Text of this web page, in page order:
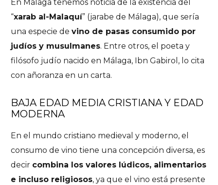
En Málaga tenemos noticia de la existencia del
“xarab al-Malaquí” (jarabe de Málaga), que sería
una especie devino de pasas consumido por
judíos y musulmanes. Entre otros, el poeta y
filósofo judío nacido en Málaga, Ibn Gabirol, lo cita
con añoranza en un carta.
BAJA EDAD MEDIA CRISTIANA Y EDAD
MODERNA
En el mundo cristiano medieval y moderno, el
consumo de vino tiene una concepción diversa, es
decir combina los valores lúdicos, alimentarios
e incluso religiosos, ya que el vino está presente